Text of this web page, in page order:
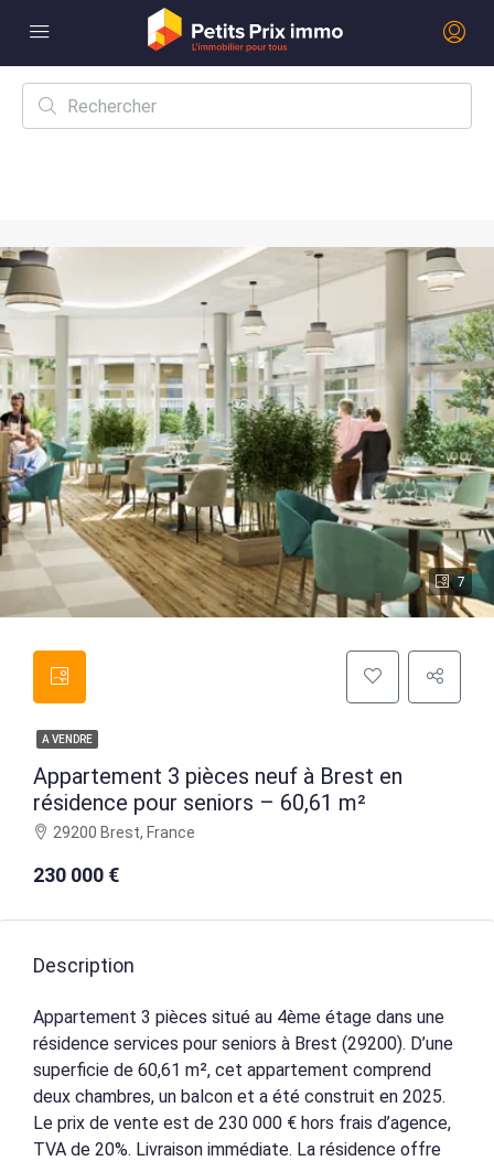
7
A VENDRE
Appartement 3 pièces neuf à Brest en
résidence pour seniors – 60,61 m²
29200 Brest, France
230 000 €
Description
Appartement 3 pièces situé au 4ème étage dans une
résidence services pour seniors à Brest (29200). D’une
superficie de 60,61 m², cet appartement comprend
deux chambres, un balcon et a été construit en 2025.
Le prix de vente est de 230 000 € hors frais d’agence,
TVA de 20%. Livraison immédiate. La résidence offre